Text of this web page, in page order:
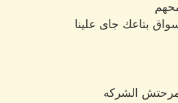
بتاعك جاى علينا
مرحتش الشركه